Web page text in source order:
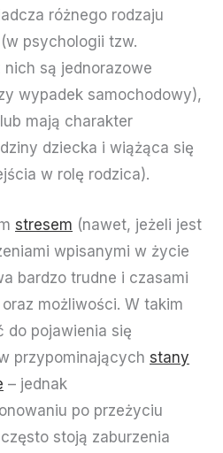
różnego rodzaju
psychologii tzw.
są jednorazowe
wypadek samochodowy),
mają charakter
dziecka i wiążąca się
w rolę rodzica).
stresem (nawet, jeżeli jest
wpisanymi w życie
bardzo trudne i czasami
możliwości. W takim
do pojawienia się
przypominających stany
– jednak
po przeżyciu
stoją zaburzenia